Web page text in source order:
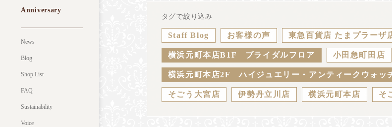
Anniversary
News
Blog
Shop List
FAQ
Sustainability
Voice
タグで絞り込み
Staff Blog お客様の声 東急百貨店 たまプラーザ
横浜元町本店B1F ブライダルフロア 小田急町田店
横浜元町本店2F ハイジュエリー・アンティークウォッ
そごう大宮店 伊勢丹立川店 横浜元町本店 そ